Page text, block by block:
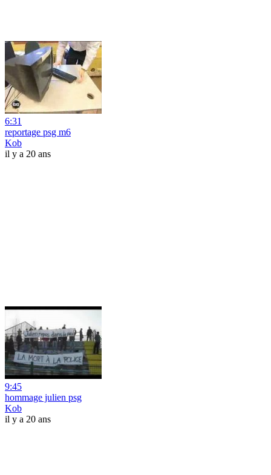
6:31
reportage psg m6
Kob
il y a 20 ans
9:45
hommage julien psg
Kob
il y a 20 ans